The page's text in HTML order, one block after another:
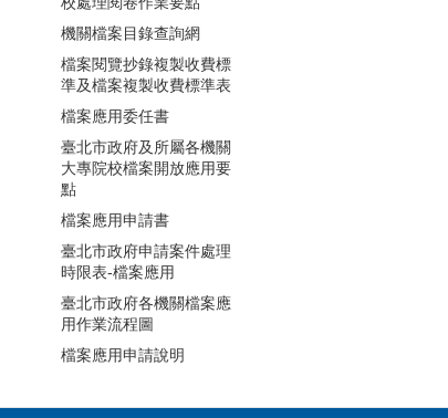
機關檔案目錄查詢網
檔案閱覽抄錄複製收費標
準及檔案複製收費標準表
檔案應用委任書
臺北市政府及所屬各機關
大專院校檔案開放應用要
點
檔案應用申請書
臺北市政府申請案件處理
時限表-檔案應用
臺北市政府各機關檔案應
用作業流程圖
檔案應用申請說明